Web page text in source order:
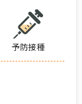
予防接種